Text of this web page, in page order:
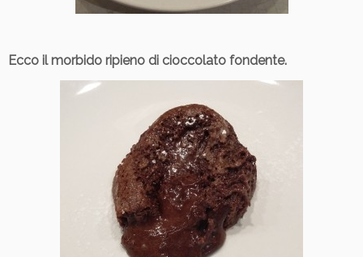
Ecco il morbido ripieno di cioccolato fondente.